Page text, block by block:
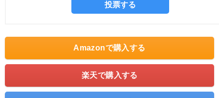
Amazonで購入する
楽天で購入する